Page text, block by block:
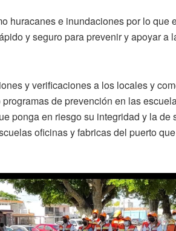
huracanes e inundaciones por lo
y seguro para prevenir y apoyar
y verificaciones a los locales y
de prevención en las
ponga en riesgo su integridad y la de
oficinas y fabricas del puerto